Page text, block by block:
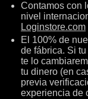
Contamos con
nivel
Loginstore.com
El 100% de
de fábrica. Si
te lo
tu dinero (en
previa
experiencia de